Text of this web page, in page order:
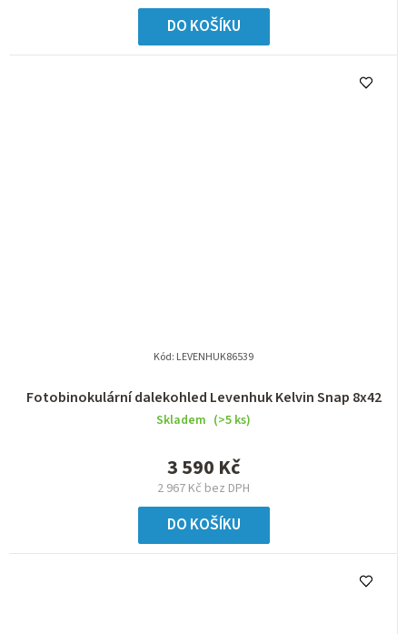
DO KOŠÍKU
Fotobinokulární dalekohled Levenhuk Kelvin Snap 8x42
Skladem (>5 ks)
2 967 Kč bez DPH
3 590 Kč
DO KOŠÍKU
Kód: LEVENHUK86539